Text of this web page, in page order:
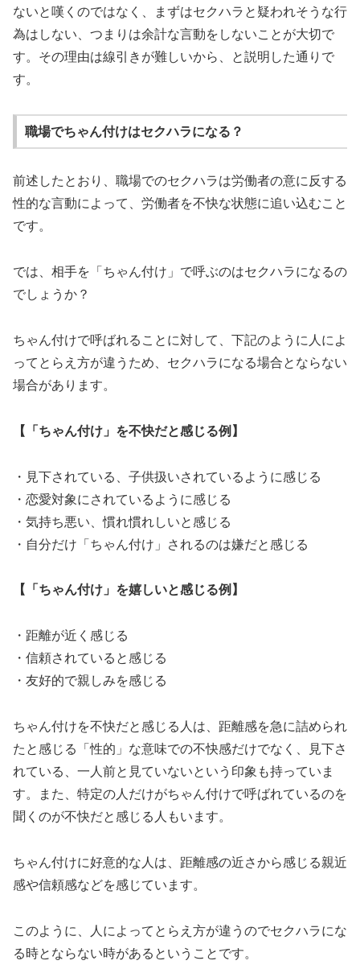
ないと嘆くのではなく、まずはセクハラと疑われそうな行
為はしない、つまりは余計な言動をしないことが大切で
す。その理由は線引きが難しいから、と説明した通りで
す。
職場でちゃん付けはセクハラになる？
前述したとおり、職場でのセクハラは労働者の意に反する
性的な言動によって、労働者を不快な状態に追い込むこと
です。
では、相手を「ちゃん付け」で呼ぶのはセクハラになるの
でしょうか？
ちゃん付けで呼ばれることに対して、下記のように人によ
ってとらえ方が違うため、セクハラになる場合とならない
場合があります。
【「ちゃん付け」を不快だと感じる例】
・見下されている、子供扱いされているように感じる
・恋愛対象にされているように感じる
・気持ち悪い、慣れ慣れしいと感じる
・自分だけ「ちゃん付け」されるのは嫌だと感じる
【「ちゃん付け」を嬉しいと感じる例】
・距離が近く感じる
・信頼されていると感じる
・友好的で親しみを感じる
ちゃん付けを不快だと感じる人は、距離感を急に詰められ
たと感じる「性的」な意味での不快感だけでなく、見下さ
れている、一人前と見ていないという印象も持っていま
す。また、特定の人だけがちゃん付けで呼ばれているのを
聞くのが不快だと感じる人もいます。
ちゃん付けに好意的な人は、距離感の近さから感じる親近
感や信頼感などを感じています。
このように、人によってとらえ方が違うのでセクハラにな
る時とならない時があるということです。